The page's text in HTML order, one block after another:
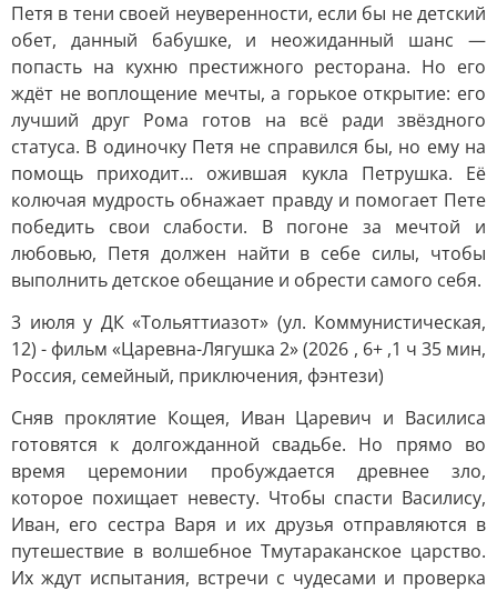
Петя в тени своей неуверенности, если бы не детский
обет, данный бабушке, и неожиданный шанс —
попасть на кухню престижного ресторана. Но его
ждёт не воплощение мечты, а горькое открытие: его
лучший друг Рома готов на всё ради звёздного
статуса. В одиночку Петя не справился бы, но ему на
помощь приходит… ожившая кукла Петрушка. Её
колючая мудрость обнажает правду и помогает Пете
победить свои слабости. В погоне за мечтой и
любовью, Петя должен найти в себе силы, чтобы
выполнить детское обещание и обрести самого себя.
3 июля у ДК «Тольяттиазот» (ул. Коммунистическая,
12) - фильм «Царевна-Лягушка 2» (2026 , 6+ ,1 ч 35 мин,
Россия, семейный, приключения, фэнтези)
Сняв проклятие Кощея, Иван Царевич и Василиса
готовятся к долгожданной свадьбе. Но прямо во
время церемонии пробуждается древнее зло,
которое похищает невесту. Чтобы спасти Василису,
Иван, его сестра Варя и их друзья отправляются в
путешествие в волшебное Тмутараканское царство.
Их ждут испытания, встречи с чудесами и проверка